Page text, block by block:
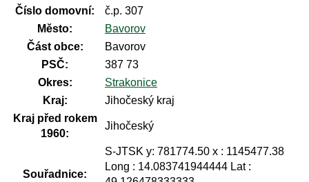
Číslo domovní:
č.p. 307
Město:
Bavorov
Část obce:
Bavorov
PSČ:
387 73
Okres:
Strakonice
Kraj:
Jihočeský kraj
Kraj před rokem
1960:
Jihočeský
Souřadnice:
S-JTSK y: 781774.50 x : 1145477.38
Long : 14.083741944444 Lat :